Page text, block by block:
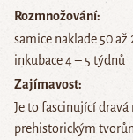
Rozmnožování
samice naklade 50
inkubace 4 – 5 týdnů
Zajímavost
Je to fascinující
prehistorickým